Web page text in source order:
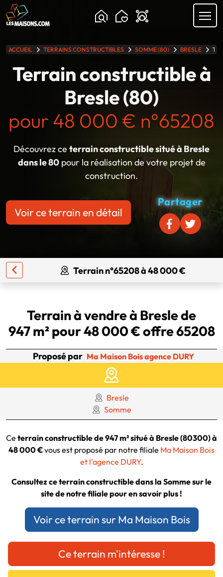
Chargement...
ACCUEIL TERRAINS CONSTRUCTIBLES SOMME (80) BRESLE
Terrain constructible à
Bresle (80)
pour 48 000 € n°65208
Découvrez ce terrain constructible situé à Bresle
dans le 80pour la réalisation de votre projet de
construction.
Voir ce terrain en détail
Partager
Terrain n°65208 à 48 000 €
Terrain à vendre à Bresle de
947 m² pour 48 000 € offre 65208
Proposé par Ma Maison Bois agence DURY
Bresle
Somme
Ce terrain constructible de 947 m² situé à Bresle (80300) à
48 000 €vous est proposé par notre filiale Ma Maison Bois
et l'agence DURY.
Consultez ce terrain constructible dans la Somme sur le
site de notre filiale pour en savoir plus !
Voir ce terrain sur Ma Maison Bois
Ce terrain m'intéresse !